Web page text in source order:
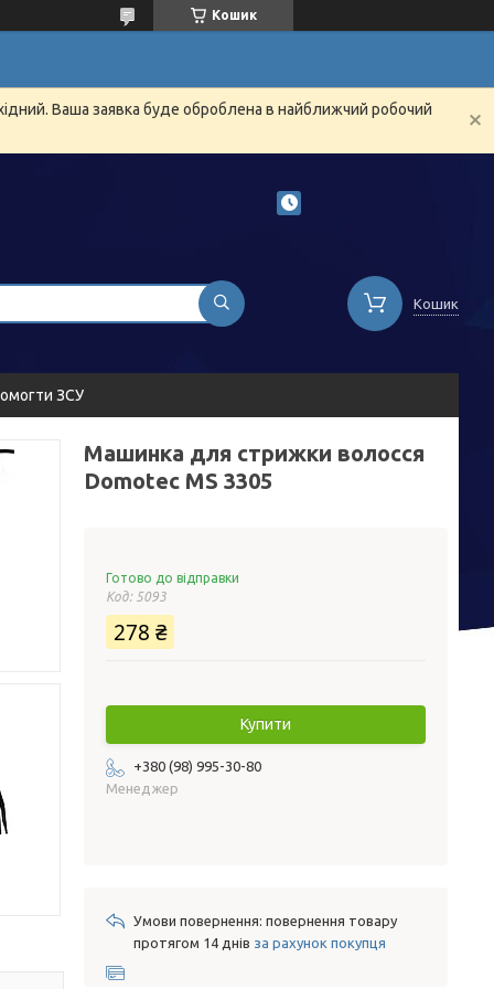
Кошик
Ваша заявка буде оброблена в найближчий робочий
Кошик
ЗСУ
Машинка для стрижки волосся
Domotec MS 3305
Готово до відправки
Код: 5093
278 ₴
Купити
+380 (98) 995-30-80
Менеджер
повернення товару
протягом 14 днів за рахунок покупця